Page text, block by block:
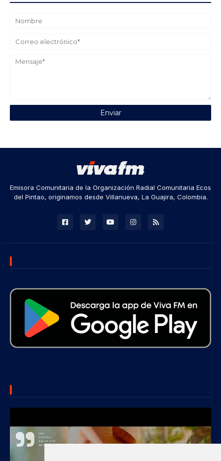
Emisora Comunitaria de la Organización Radial Comunitaria Ecos
del Pintao, originamos desde Villanueva, La Guajira, Colombia.